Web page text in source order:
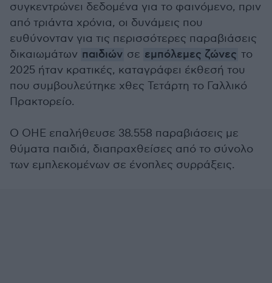
συγκεντρώνει δεδομένα για το φαινόμενο, πριν
από τριάντα χρόνια, οι δυνάμεις που
ευθύνονταν για τις περισσότερες παραβιάσεις
δικαιωμάτων παιδιών σε εμπόλεμες ζώνες το
2025 ήταν κρατικές, καταγράφει έκθεσή του
που συμβουλεύτηκε χθες Τετάρτη το Γαλλικό
Πρακτορείο.
Ο ΟΗΕ επαλήθευσε 38.558 παραβιάσεις με
θύματα παιδιά, διαπραχθείσες από το σύνολο
των εμπλεκομένων σε ένοπλες συρράξεις.